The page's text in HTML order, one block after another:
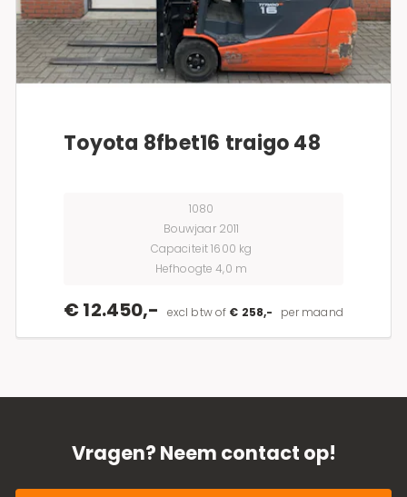
Toyota 8fbet16 traigo 48
1080
Bouwjaar 2011
Capaciteit 1600 kg
Hefhoogte 4,0 m
€ 12.450,- excl btw of € 258,- per maand
Vragen? Neem contact op!